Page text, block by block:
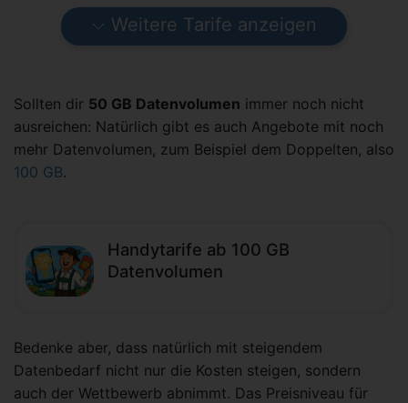
Weitere Tarife anzeigen
Sollten dir 50 GB Datenvolumen immer noch nicht
ausreichen: Natürlich gibt es auch Angebote mit noch
mehr Datenvolumen, zum Beispiel dem Doppelten, also
100 GB.
Handytarife ab 100 GB
Datenvolumen
Bedenke aber, dass natürlich mit steigendem
Datenbedarf nicht nur die Kosten steigen, sondern
auch der Wettbewerb abnimmt. Das Preisniveau für